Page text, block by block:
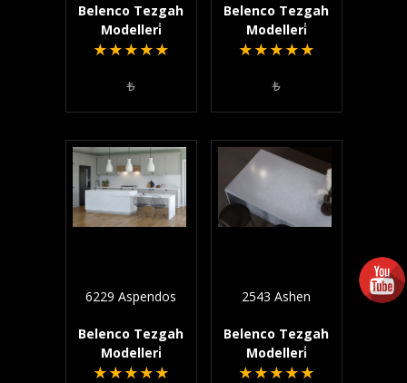
Belenco Tezgah
Modelleri̇
★ ★ ★ ★ ★
₺
Belenco Tezgah
Modelleri̇
★ ★ ★ ★ ★
₺
6229 Aspendos
Belenco Tezgah
Modelleri̇
★ ★ ★ ★ ★
2543 Ashen
Belenco Tezgah
Modelleri̇
★ ★ ★ ★ ★